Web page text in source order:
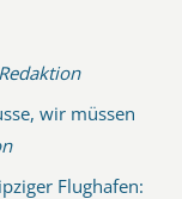
Redaktion
wir müssen
Flughafen: